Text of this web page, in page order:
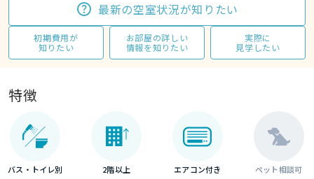
最新の空室状況が知りたい
初期費用が
知りたい
お部屋の詳しい
情報を知りたい
実際に
見学したい
特徴
バス・トイレ別 2階以上 エアコン付き ペット相談可